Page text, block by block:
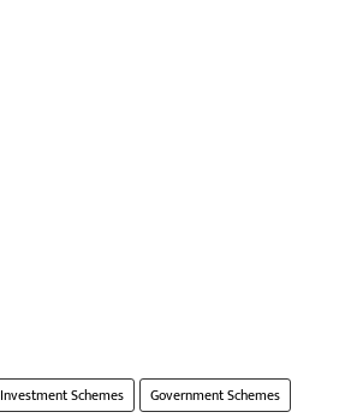
Investment Schemes
Government Schemes